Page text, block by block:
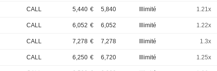
CALL 5,440 € 5,840 Illimité 1.21x
CALL 6,052 € 6,052 Illimité 1.22x
CALL 7,278 € 7,278 Illimité 1.3x
CALL 6,250 € 6,720 Illimité 1.25x